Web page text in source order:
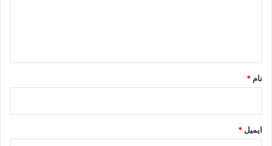
نام *
ایمیل *